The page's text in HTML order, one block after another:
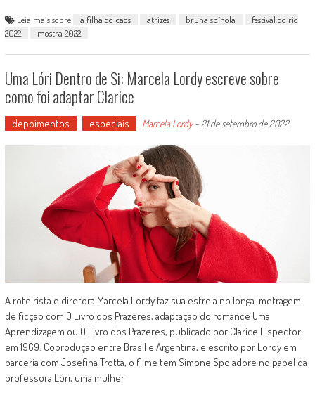
Leia mais sobre a filha do caos atrizes bruna spínola
festival do rio
2022
mostra 2022
Uma Lóri Dentro de Si: Marcela Lordy escreve sobre
como foi adaptar Clarice
depoimentos especiais Marcela Lordy- 21 de setembro de 2022
A roteirista e diretora Marcela Lordy faz sua estreia no longa-metragem
de ficção com O Livro dos Prazeres, adaptação do romance Uma
Aprendizagem ou O Livro dos Prazeres, publicado por Clarice Lispector
em 1969. Coprodução entre Brasil e Argentina, e escrito por Lordy em
parceria com Josefina Trotta, o filme tem Simone Spoladore no papel da
professora Lóri, uma mulher